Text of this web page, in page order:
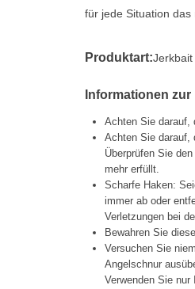
für jede Situation das
Produktart:Jerkbait
Informationen
Achten Sie darauf,
Achten Sie darauf,
Überprüfen Sie
mehr erfüllt.
Scharfe Haken:
immer ab oder
Verletzungen bei
Bewahren Sie
Versuchen Sie
Angelschnur
Verwenden Sie